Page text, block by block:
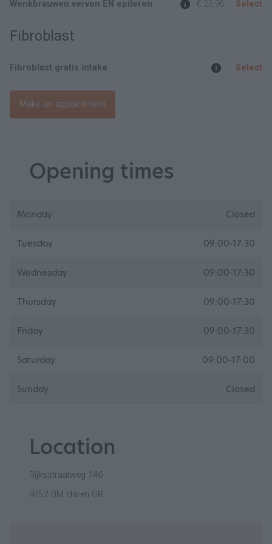
Wenkbrauwen verven EN epileren € 25,95 Select
Fibroblast
Fibroblast gratis intake Select
Make an appointment
Opening times
Monday Closed
Tuesday 09:00-17:30
Wednesday 09:00-17:30
Thursday 09:00-17:30
Friday 09:00-17:30
Saturday 09:00-17:00
Sunday Closed
Location
Rijksstraatweg 146
9752 BM Haren GR